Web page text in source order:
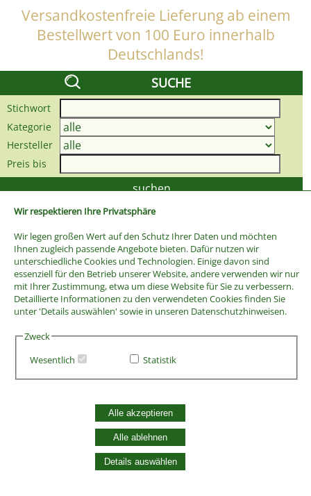
Wir respektieren Ihre Privatsphäre
Wir legen großen Wert auf den Schutz Ihrer Daten und möchten
Ihnen zugleich passende Angebote bieten. Dafür nutzen wir
unterschiedliche Cookies und Technologien. Einige davon sind
essenziell für den Betrieb unserer Website, andere verwenden wir nur
mit Ihrer Zustimmung, etwa um diese Website für Sie zu verbessern.
Detaillierte Informationen zu den verwendeten Cookies finden Sie
unter 'Details auswählen' sowie in unseren Datenschutzhinweisen.
Zweck
Wesentlich
Statistik
Alle akzeptieren
Alle ablehnen
Details auswählen
Versandkostenfreie Lieferung ab einem
Bestellwert von 100 Euro innerhalb
Deutschlands!
SUCHE
Stichwort
Kategorie
Hersteller
Preis bis
AGB
Vertrag widerrufen
Datenschutzerklärung
Zahlung und Versand
Batterieentsorgung
Widerruf Cookie-Einwilligung